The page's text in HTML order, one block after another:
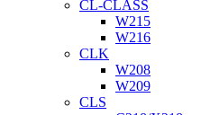
CL-CLASS
W215
W216
CLK
W208
W209
CLS